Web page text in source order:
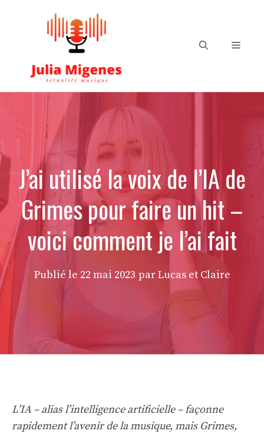
Menu
J’ai utilisé la voix de l’IA de
Grimes pour faire un hit –
voici comment je l’ai fait
Publié le 22 mai 2023 par Lucas et Claire
L’IA – alias l’intelligence artificielle – façonne
rapidement l’avenir de la musique, mais Grimes,